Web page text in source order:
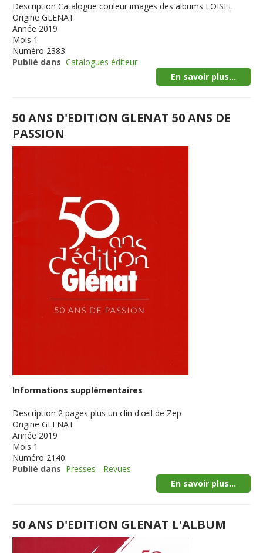
Description Catalogue couleur images des albums LOISEL
Origine GLENAT
Année 2019
Mois 1
Numéro 2383
Publié dans Catalogues éditeur
En savoir plus...
50 ANS D'EDITION GLENAT 50 ANS DE
PASSION
Informations supplémentaires
Description 2 pages plus un clin d'œil de Zep
Origine GLENAT
Année 2019
Mois 1
Numéro 2140
Publié dans Presses - Revues
En savoir plus...
50 ANS D'EDITION GLENAT L'ALBUM